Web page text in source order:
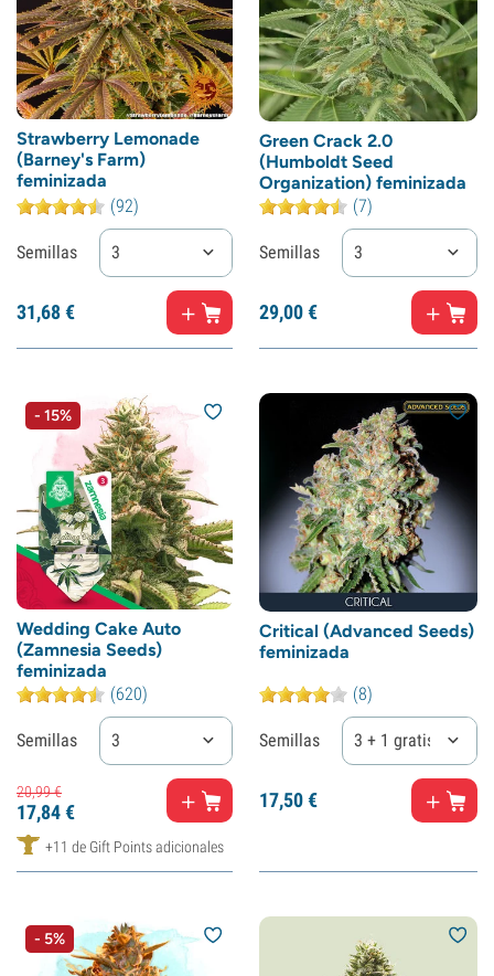
Strawberry Lemonade
(Barney's Farm)
feminizada
(92)
Semillas 3
31,68€
Green Crack 2.0
(Humboldt Seed
Organization) feminizada
(7)
Semillas 3
29,00€
- 15%
Wedding Cake Auto
(Zamnesia Seeds)
feminizada
(620)
Semillas 3
20,99€
17,84€
+11 de Gift Points adicionales
Critical (Advanced Seeds)
feminizada
(8)
Semillas 3 + 1 gratis
17,50€
- 5%